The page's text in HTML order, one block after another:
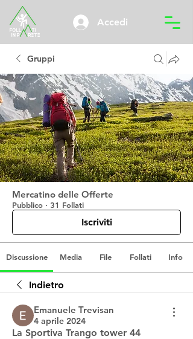
Accedi
Gruppi
Mercatino delle Offerte
Pubblico · 31 Follati
Iscriviti
Discussione Media File Follati Info
Indietro
Emanuele Trevisan
4 aprile 2024
La Sportiva Trango tower 44